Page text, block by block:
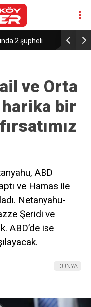
2 şüpheli Anahtar
biridir”
ve Orta
harika bir
ABD
ve Hamas ile
Netanyahu-
Şeridi ve
ABD’de ise
DÜNYA